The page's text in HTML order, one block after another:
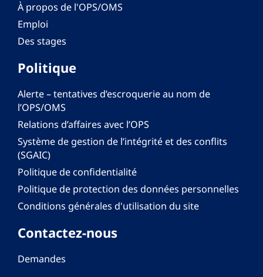
À propos de l'OPS/OMS
Emploi
Des stages
Politique
Alerte – tentatives d’escroquerie au nom de
l’OPS/OMS
Relations d’affaires avec l’OPS
Système de gestion de l’intégrité et des conflits
(SGAIC)
Politique de confidentialité
Politique de protection des données personnelles
Conditions générales d'utilisation du site
Contactez-nous
Demandes